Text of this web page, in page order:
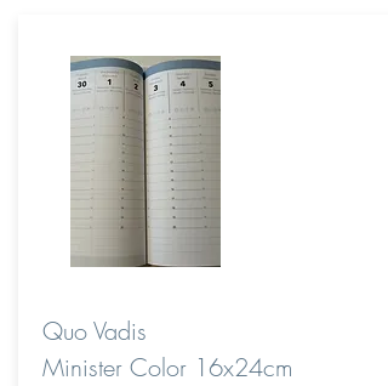
Quo Vadis
Minister Color 16x24cm